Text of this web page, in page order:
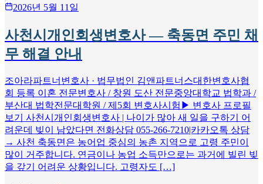
2026년 5월 11일
사천시개인회생변호사 — 축동면 주민 채
무 해결 안내
조아라파트너변호사 · 법무법인 김앤파트너스대한변호사협
회 등록 이혼 전문변호사 / 창원 도산 전문중앙대학교 법학과 /
부산대 법학전문대학원 / 제5회 변호사시험▶ 변호사 프로필
보기 사천시개인회생변호사 | 나이가 많아 새 일을 구하기 어
려운데 빚이 남았다면 전화상담 055-266-7210|카카오톡 상담
→ 사천 축동면은 농어업 중심의 농촌 지역으로 고령 주민이
많이 거주합니다. 연금이나 농업 소득만으로는 과거에 빌린 빚
을 갚기 어려운 상황입니다. 고령자도 […]